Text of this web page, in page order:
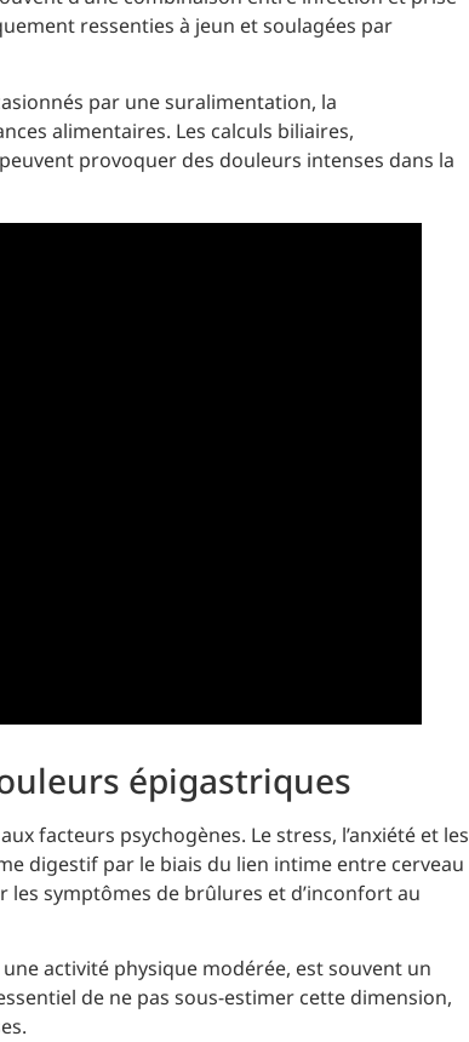
ressenties à jeun et soulagées par
par une suralimentation, la
alimentaires. Les calculs biliaires,
provoquer des douleurs intenses dans la
épigastriques
facteurs psychogènes. Le stress, l’anxiété et les
digestif par le biais du lien intime entre cerveau
symptômes de brûlures et d’inconfort au
activité physique modérée, est souvent un
de ne pas sous-estimer cette dimension,